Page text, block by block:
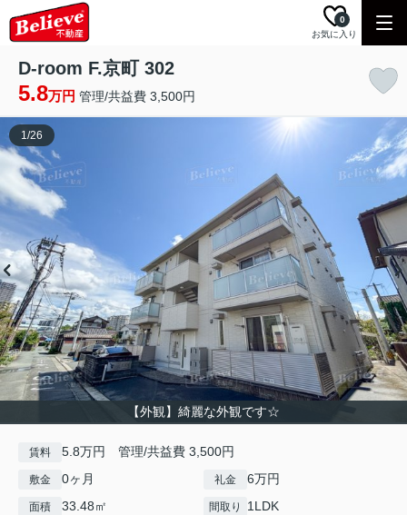
お気に入り
0
D-room F.京町 302
5.8万円 管理/共益費 3,500円
【外観】綺麗な外観です☆
1/26
賃料 5.8万円 管理/共益費 3,500円
敷金 0ヶ月 礼金 6万円
面積 33.48㎡ 間取り 1LDK